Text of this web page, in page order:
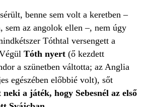
benne sem volt a keretben –
sem az angolok ellen –, nem úgy
Tóthtal versengett a
Tóth nyert (ő kezdett
a szünetben váltotta; az Anglia
egészében előbbié volt), sőt
a játék, hogy Sebesnél az első